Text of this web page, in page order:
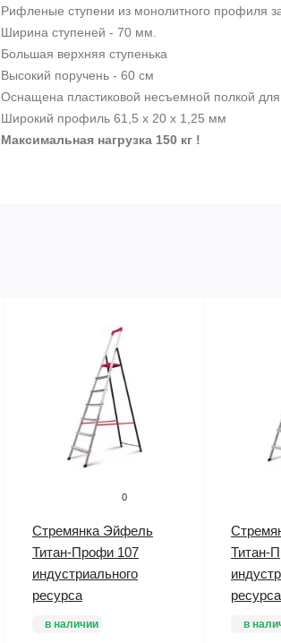
Рифленые ступени из монолитного профиля
Ширина ступеней - 70 мм.
Большая верхняя ступенька
Высокий поручень - 60 см
Оснащена пластиковой несъемной полкой для
Широкий профиль 61,5 х 20 х 1,25 мм
Максимальная нагрузка 150 кг !
0
Стремянка Эйфель
Титан-Профи 107
индустриального
ресурса
в наличии
Титан-
ресурса
в